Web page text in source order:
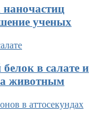
ученых
в салате и
животным